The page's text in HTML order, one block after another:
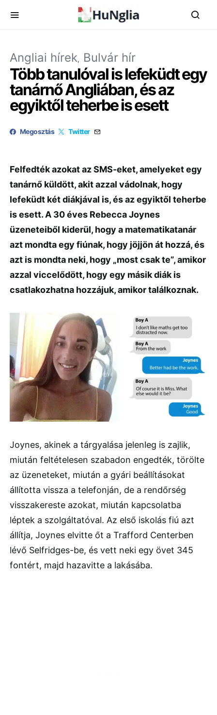
Angliai hírek Bulvár hír
Több tanulóval is lefeküdt egy
tanárnő Angliában, és az
egyiktől teherbe is esett
Megosztás Twitter
Felfedték azokat az SMS-eket, amelyeket egy
tanárnő küldött, akit azzal vádolnak, hogy
lefeküdt két diákjával is, és az egyiktől teherbe
is esett. A 30 éves Rebecca Joynes
üzeneteiből kiderül, hogy a matematikatanár
azt mondta egy fiúnak, hogy jöjjön át hozzá, és
azt is mondta neki, hogy „most csak te”, amikor
azzal viccelődött, hogy egy másik diák is
csatlakozhatna hozzájuk, amikor találkoznak.
Joynes, akinek a tárgyalása jelenleg is zajlik,
miután feltételesen szabadon engedték, törölte
az üzeneteket, miután a gyári beállításokat
állította vissza a telefonján, de a rendőrség
visszakereste azokat, miután kapcsolatba
léptek a szolgáltatóval. Az első iskolás fiú azt
állítja, Joynes elvitte őt a Trafford Centerben
lévő Selfridges-be, és vett neki egy övet 345
fontért, majd hazavitte a lakásába.